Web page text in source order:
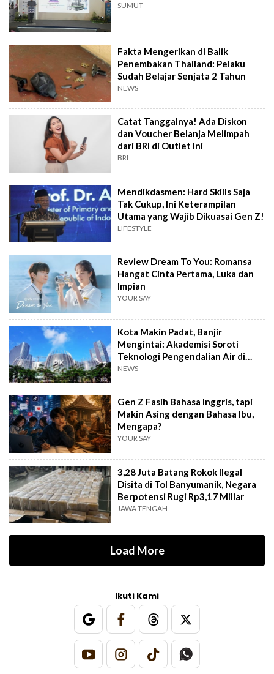
SUMUT
Fakta Mengerikan di Balik
Penembakan Thailand: Pelaku
Sudah Belajar Senjata 2 Tahun
NEWS
Catat Tanggalnya! Ada Diskon
dan Voucher Belanja Melimpah
dari BRI di Outlet Ini
BRI
Mendikdasmen: Hard Skills Saja
Tak Cukup, Ini Keterampilan
Utama yang Wajib Dikuasai Gen Z!
LIFESTYLE
Review Dream To You: Romansa
Hangat Cinta Pertama, Luka dan
Impian
YOUR SAY
Kota Makin Padat, Banjir
Mengintai: Akademisi Soroti
Teknologi Pengendalian Air di
PIK2
NEWS
Gen Z Fasih Bahasa Inggris, tapi
Makin Asing dengan Bahasa Ibu,
Mengapa?
YOUR SAY
3,28 Juta Batang Rokok Ilegal
Disita di Tol Banyumanik, Negara
Berpotensi Rugi Rp3,17 Miliar
JAWA TENGAH
Load More
Ikuti Kami